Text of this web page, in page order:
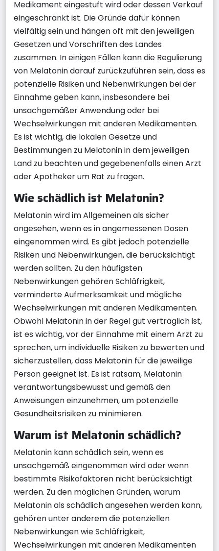
Medikament eingestuft wird oder dessen Verkauf
eingeschränkt ist. Die Gründe dafür können
vielfältig sein und hängen oft mit den jeweiligen
Gesetzen und Vorschriften des Landes
zusammen. In einigen Fällen kann die Regulierung
von Melatonin darauf zurückzuführen sein, dass es
potenzielle Risiken und Nebenwirkungen bei der
Einnahme geben kann, insbesondere bei
unsachgemäßer Anwendung oder bei
Wechselwirkungen mit anderen Medikamenten.
Es ist wichtig, die lokalen Gesetze und
Bestimmungen zu Melatonin in dem jeweiligen
Land zu beachten und gegebenenfalls einen Arzt
oder Apotheker um Rat zu fragen.
Wie schädlich ist Melatonin?
Melatonin wird im Allgemeinen als sicher
angesehen, wenn es in angemessenen Dosen
eingenommen wird. Es gibt jedoch potenzielle
Risiken und Nebenwirkungen, die berücksichtigt
werden sollten. Zu den häufigsten
Nebenwirkungen gehören Schläfrigkeit,
verminderte Aufmerksamkeit und mögliche
Wechselwirkungen mit anderen Medikamenten.
Obwohl Melatonin in der Regel gut verträglich ist,
ist es wichtig, vor der Einnahme mit einem Arzt zu
sprechen, um individuelle Risiken zu bewerten und
sicherzustellen, dass Melatonin für die jeweilige
Person geeignet ist. Es ist ratsam, Melatonin
verantwortungsbewusst und gemäß den
Anweisungen einzunehmen, um potenzielle
Gesundheitsrisiken zu minimieren.
Warum ist Melatonin schädlich?
Melatonin kann schädlich sein, wenn es
unsachgemäß eingenommen wird oder wenn
bestimmte Risikofaktoren nicht berücksichtigt
werden. Zu den möglichen Gründen, warum
Melatonin als schädlich angesehen werden kann,
gehören unter anderem die potenziellen
Nebenwirkungen wie Schläfrigkeit,
Wechselwirkungen mit anderen Medikamenten